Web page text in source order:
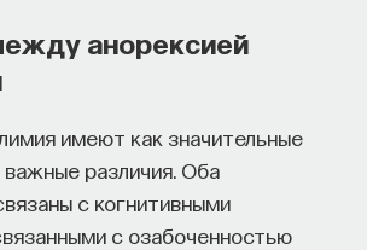
анорексией
имеют как значительные
важные различия. Оба
с когнитивными
с озабоченностью